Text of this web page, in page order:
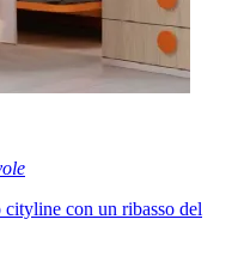
con un ribasso del